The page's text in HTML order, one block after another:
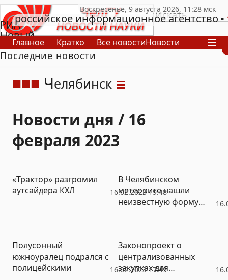
РИА
Новый
День
российское информационное агентство
Главное Кратко Все новостиНовости
В России
В мире
Последние новости
Челябинск
Новости дня / 16
февраля 2023
16.02.2023 19:48
«Трактор» разгромил
аутсайдера КХЛ
В Челябинском
метеорите нашли
неизвестную форму
16.02.2023 17:49
Полусонный
южноуралец подрался с
полицейскими
Законопроект о
централизованных
закупках для